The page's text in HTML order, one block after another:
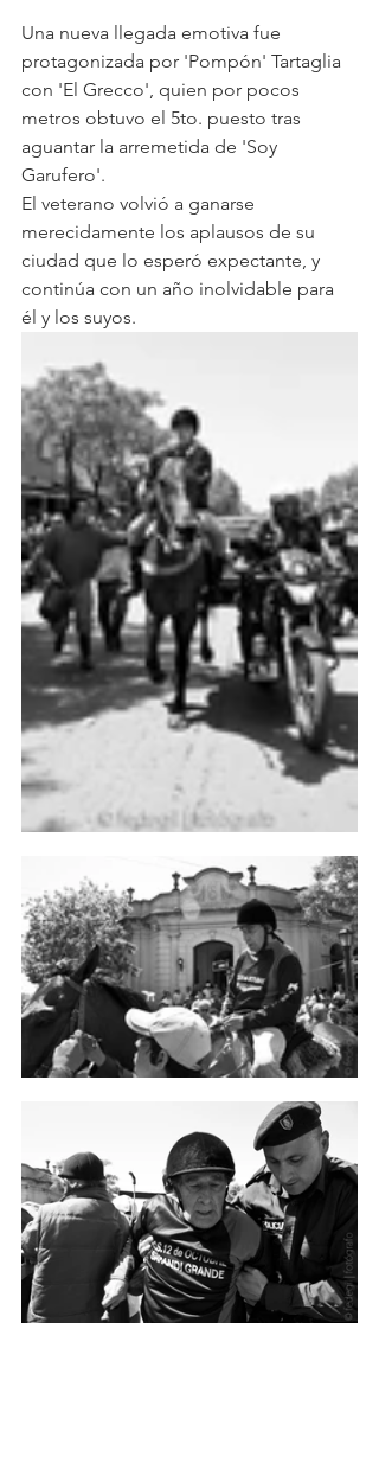
Una nueva llegada emotiva fue
protagonizada por 'Pompón' Tartaglia
con 'El Grecco', quien por pocos
metros obtuvo el 5to. puesto tras
aguantar la arremetida de 'Soy
Garufero'.
El veterano volvió a ganarse
merecidamente los aplausos de su
ciudad que lo esperó expectante, y
continúa con un año inolvidable para
él y los suyos.